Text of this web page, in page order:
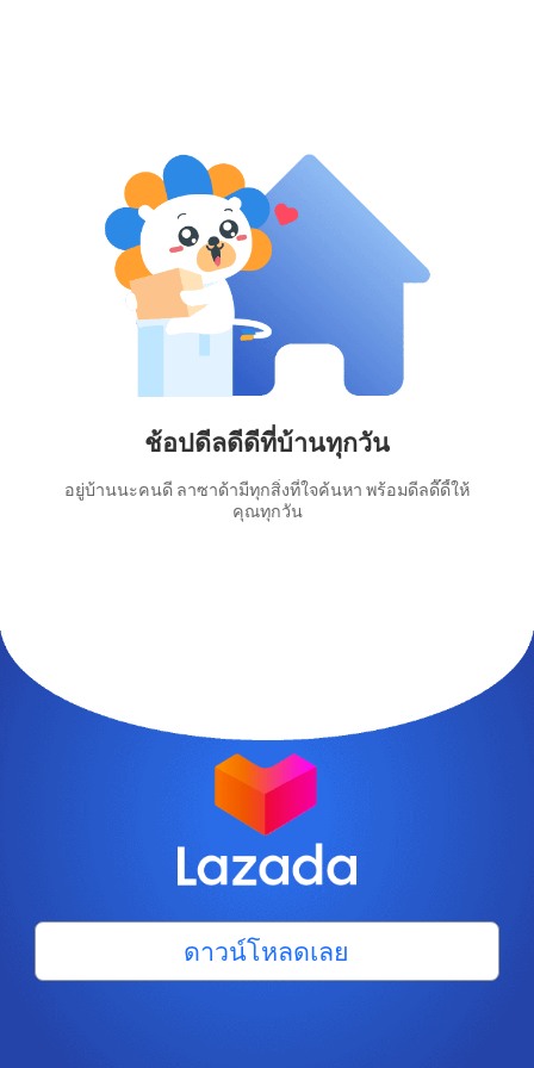
ช้อปดีลดีดีที่บ้านทุกวัน
อยู่บ้านนะคนดี ลาซาด้ามีทุกสิ่งที่ใจค้นหา พร้อมดีลดี๊ดี้ให้
คุณทุกวัน
ดาวน์โหลดเลย